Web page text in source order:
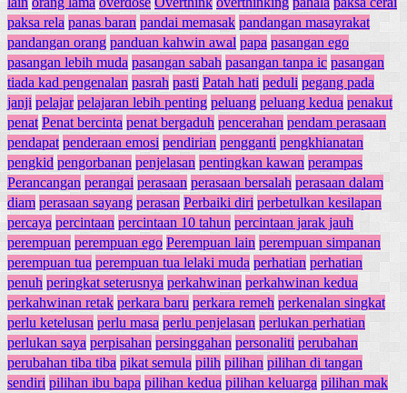
paksa rela panas baran pandai memasak pandangan masayrakat
pandangan orang panduan kahwin awal papa pasangan ego
pasangan lebih muda pasangan sabah pasangan tanpa ic pasangan
tiada kad pengenalan pasrah pasti Patah hati peduli pegang pada
janji pelajar pelajaran lebih penting peluang peluang kedua penakut
penat Penat bercinta penat bergaduh pencerahan pendam perasaan
pendapat penderaan emosi pendirian pengganti pengkhianatan
pengkid pengorbanan penjelasan pentingkan kawan perampas
Perancangan perangai perasaan perasaan bersalah perasaan dalam
diam perasaan sayang perasan Perbaiki diri perbetulkan kesilapan
percaya percintaan percintaan 10 tahun percintaan jarak jauh
perempuan perempuan ego Perempuan lain perempuan simpanan
perempuan tua perempuan tua lelaki muda perhatian perhatian
penuh peringkat seterusnya perkahwinan perkahwinan kedua
perkahwinan retak perkara baru perkara remeh perkenalan singkat
perlu ketelusan perlu masa perlu penjelasan perlukan perhatian
perlukan saya perpisahan persinggahan personaliti perubahan
perubahan tiba tiba pikat semula pilih pilihan pilihan di tangan
sendiri pilihan ibu bapa pilihan kedua pilihan keluarga pilihan mak